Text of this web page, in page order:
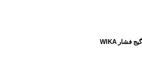
فشار WIKA